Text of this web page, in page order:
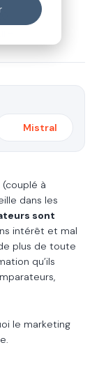
Mistral
à
dans les
sont
intérêt et mal
plus de toute
qu’ils
le marketing